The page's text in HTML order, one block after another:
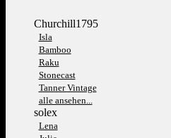
Churchill1795
Isla
Bamboo
Raku
Stonecast
Tanner Vintage
alle ansehen...
solex
Lena